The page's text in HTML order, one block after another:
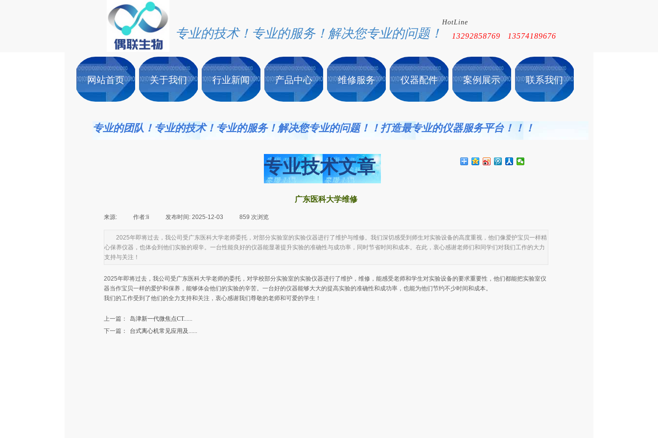
专业的技术！专业的服务！解决您专业的问题！
HotLine
13292858769 13574189676
网站首页 关于我们 行业新闻 产品中心 维修服务 仪器配件 案例展示 联系我们
专业的团队！专业的技术！专业的服务！解决您专业的问题！！打造最专业的仪器服务平台！！！
专业技术文章
广东医科大学维修
来源: 作者: li 发布时间: 2025-12-03 859 次浏览
2025年即将过去，我公司受广东医科大学老师委托，对部分实验室的实验仪器进行了维护与维修。我们深切感受到师生对实验设备的高度重视，他们像爱护宝贝一样精
心保养仪器，也体会到他们实验的艰辛。一台性能良好的仪器能显著提升实验的准确性与成功率，同时节省时间和成本。在此，衷心感谢老师们和同学们对我们工作的大力
支持与关注！
2025年即将过去，我公司受广东医科大学老师的委托，对学校部分实验室的实验仪器进行了维护，维修，能感受老师和学生对实验设备的要求重要性，他们都能把实验室仪
器当作宝贝一样的爱护和保养，能够体会他们的实验的辛苦。一台好的仪器能够大大的提高实验的准确性和成功率，也能为他们节约不少时间和成本。
我们的工作受到了他们的全力支持和关注，衷心感谢我们尊敬的老师和可爱的学生！
上一篇：
岛津新一代微焦点CT......
下一篇：
台式离心机常见应用及......